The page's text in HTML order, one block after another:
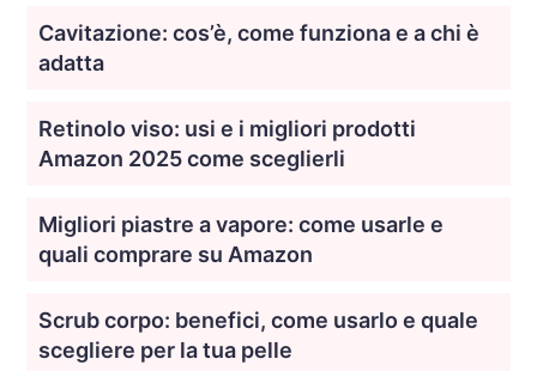
Cavitazione: cos’è, come funziona e a chi è
adatta
Retinolo viso: usi e i migliori prodotti
Amazon 2025 come sceglierli
Migliori piastre a vapore: come usarle e
quali comprare su Amazon
Scrub corpo: benefici, come usarlo e quale
scegliere per la tua pelle